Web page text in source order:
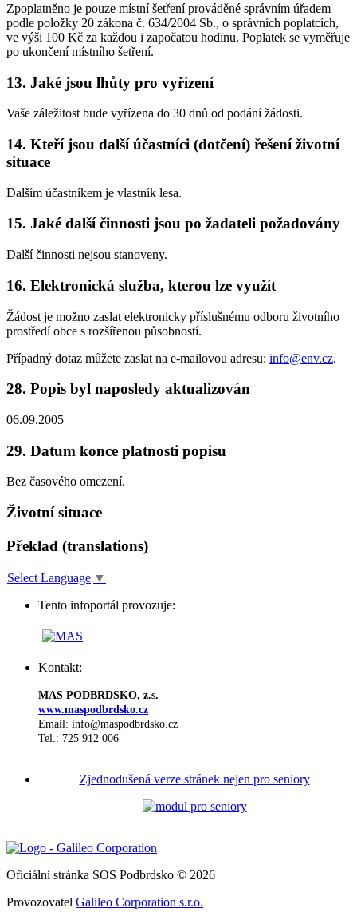
Zpoplatněno je pouze místní šetření prováděné správním úřadem
podle položky 20 zákona č. 634/2004 Sb., o správních poplatcích,
ve výši 100 Kč za každou i započatou hodinu. Poplatek se vyměřuje
po ukončení místního šetření.
13. Jaké jsou lhůty pro vyřízení
Vaše záležitost bude vyřízena do 30 dnů od podání žádosti.
14. Kteří jsou další účastníci (dotčení) řešení životní
situace
Dalším účastníkem je vlastník lesa.
15. Jaké další činnosti jsou po žadateli požadovány
Další činnosti nejsou stanoveny.
16. Elektronická služba, kterou lze využít
Žádost je možno zaslat elektronicky příslušnému odboru životního
prostředí obce s rozšířenou působností.
Případný dotaz můžete zaslat na e-mailovou adresu: info@env.cz.
28. Popis byl naposledy aktualizován
06.09.2005
29. Datum konce platnosti popisu
Bez časového omezení.
Životní situace
Překlad (translations)
Select Language ▼
Tento infoportál provozuje:
Kontakt:
MAS PODBRDSKO, z.s.
www.maspodbrdsko.cz
Email: info@maspodbrdsko.cz
Tel.: 725 912 006
Zjednodušená verze stránek nejen pro seniory
Oficiální stránka SOS Podbrdsko © 2026
Provozovatel Galileo Corporation s.r.o.